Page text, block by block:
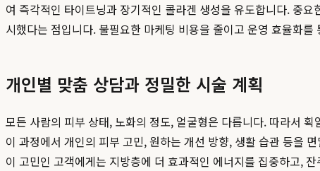
여 즉각적인 타이트닝과 장기적인 콜라겐 생성을 유도합니다. 중요
시했다는 점입니다. 불필요한 마케팅 비용을 줄이고 운영 효율화
개인별 맞춤 상담과 정밀한 시술 계획
모든 사람의 피부 상태, 노화의 정도, 얼굴형은 다릅니다. 따라서
이 과정에서 개인의 피부 고민, 원하는 개선 방향, 생활 습관 등을
이 고민인 고객에게는 지방층에 더 효과적인 에너지를 집중하고,